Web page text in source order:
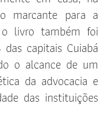
marcante para a
o livro também foi
capitais Cuiabá
o alcance de um
da advocacia e
das instituições